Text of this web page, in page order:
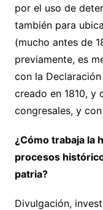
por el uso de
también para
(mucho antes de
previamente, es
con la
creado en 1810, y
congresales, y
¿Cómo trabaja la
procesos
patria?
Divulgación,